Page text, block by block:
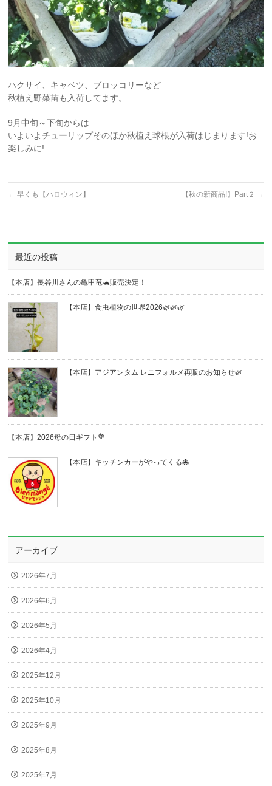
ハクサイ、キャベツ、ブロッコリーなど
秋植え野菜苗も入荷してます。
9月中旬～下旬からは
いよいよチューリップそのほか秋植え球根が入荷はじまります!お
楽しみに!
← 早くも【ハロウィン】 【秋の新商品!】Part２ →
最近の投稿
【本店】長谷川さんの亀甲竜🐢販売決定！
【本店】食虫植物の世界2026🌿🌿🌿
【本店】アジアンタム レニフォルメ再販のお知らせ🌿
【本店】2026母の日ギフト💐
【本店】キッチンカーがやってくる🐙
アーカイブ
2026年7月
2026年6月
2026年5月
2026年4月
2025年12月
2025年10月
2025年9月
2025年8月
2025年7月